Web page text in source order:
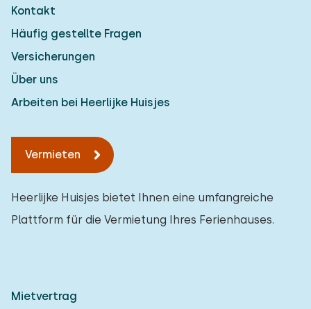
Kontakt
Häufig gestellte Fragen
Versicherungen
Über uns
Arbeiten bei Heerlijke Huisjes
Vermieten
Heerlijke Huisjes bietet Ihnen eine umfangreiche
Plattform für die Vermietung Ihres Ferienhauses.
Mietvertrag